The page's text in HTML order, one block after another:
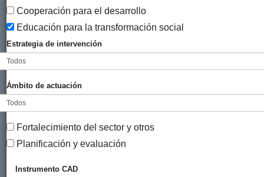
Cooperación para el desarrollo
Educación para la transformación social
Estrategia de intervención
Ámbito de actuación
Fortalecimiento del sector y otros
Planificación y evaluación
Instrumento CAD
2031 PROYECTOS
Título
Entidad
Proteger la
vida:
formación,
sensibilización
de redes para
Ayuntamiento
de Bilbao
Brigadas
Internacionales
2023